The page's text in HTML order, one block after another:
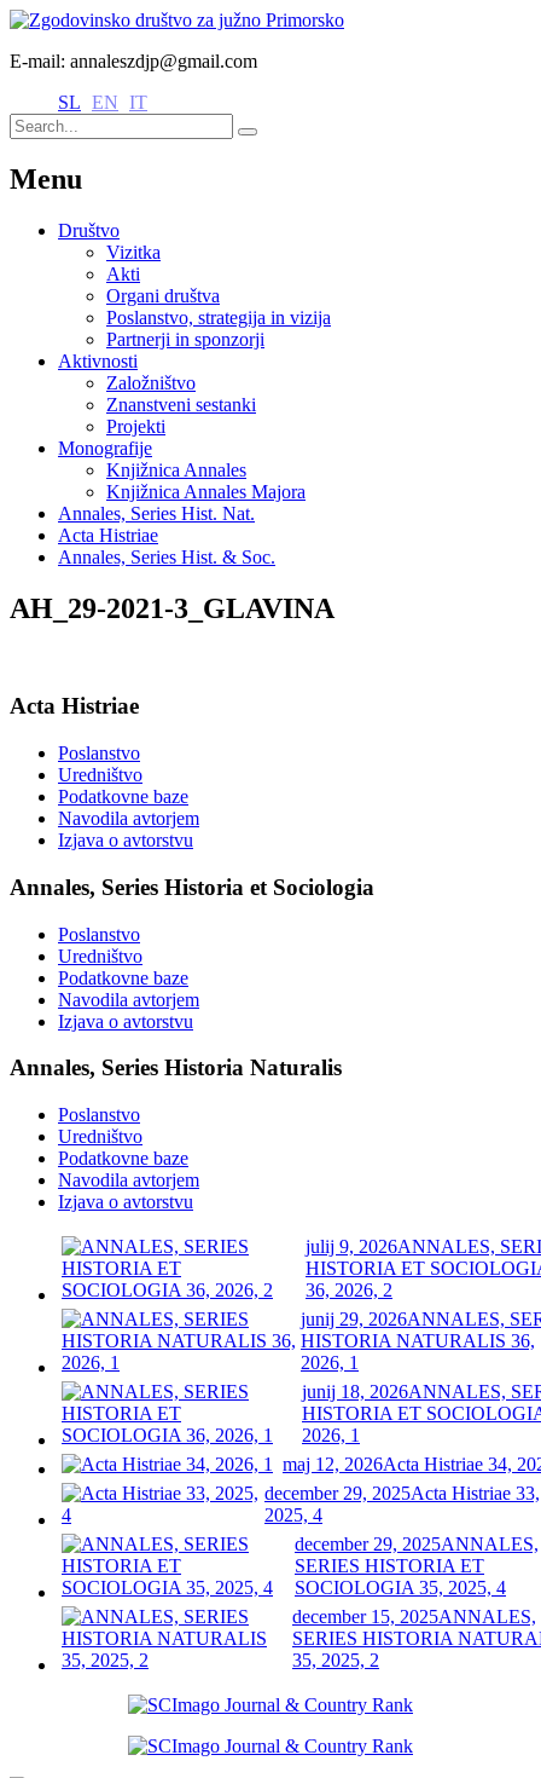
E-mail: annaleszdjp@gmail.com
SL EN IT
Menu
Društvo
Vizitka
Akti
Organi društva
Poslanstvo, strategija in vizija
Partnerji in sponzorji
Aktivnosti
Založništvo
Znanstveni sestanki
Projekti
Monografije
Knjižnica Annales
Knjižnica Annales Majora
Annales, Series Hist. Nat.
Acta Histriae
Annales, Series Hist. & Soc.
AH_29-2021-3_GLAVINA
Acta Histriae
Poslanstvo
Uredništvo
Podatkovne baze
Navodila avtorjem
Izjava o avtorstvu
Annales, Series Historia et Sociologia
Poslanstvo
Uredništvo
Podatkovne baze
Navodila avtorjem
Izjava o avtorstvu
Annales, Series Historia Naturalis
Poslanstvo
Uredništvo
Podatkovne baze
Navodila avtorjem
Izjava o avtorstvu
julij 9, 2026ANNALES,
HISTORIA ET
36, 2026, 2
junij 29, 2026ANNALES,
HISTORIA NATURALIS 36,
2026, 1
junij 18, 2026ANNALES,
HISTORIA ET
2026, 1
maj 12, 2026Acta Histriae 34,
december 29, 2025Acta Histriae 33,
2025, 4
december 29, 2025ANNALES,
SERIES HISTORIA ET
SOCIOLOGIA 35, 2025, 4
december 15, 2025ANNALES,
SERIES HISTORIA
35, 2025, 2